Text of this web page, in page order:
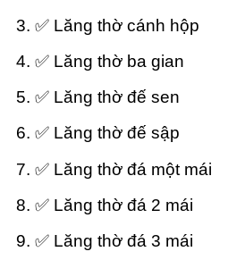
✅ Lăng thờ cánh hộp
✅ Lăng thờ ba gian
✅ Lăng thờ đế sen
✅ Lăng thờ đế sập
✅ Lăng thờ đá một mái
✅ Lăng thờ đá 2 mái
✅ Lăng thờ đá 3 mái